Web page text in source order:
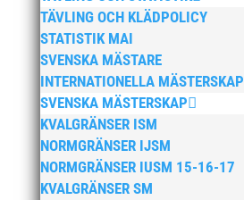
TÄVLING OCH KLÄDPOLICY
STATISTIK MAI
SVENSKA MÄSTARE
INTERNATIONELLA MÄSTERSKAP
SVENSKA MÄSTERSKAP
KVALGRÄNSER ISM
NORMGRÄNSER IJSM
NORMGRÄNSER IUSM 15-16-17
KVALGRÄNSER SM
mars 2025
januari 2025
oktober 2024
september 2024
augusti 2024
juni 2024
april 2024